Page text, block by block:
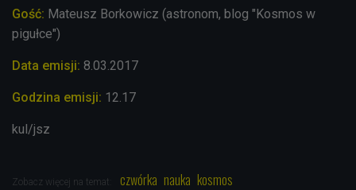
Gość: Mateusz Borkowicz (astronom, blog "Kosmos w
pigułce")
Data emisji: 8.03.2017
Godzina emisji: 12.17
kul/jsz
Zobacz więcej na temat: czwórka nauka kosmos